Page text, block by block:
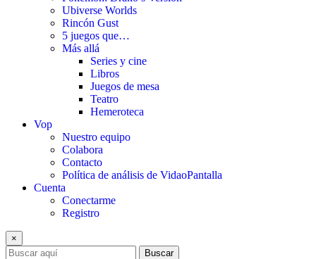
Ubiverse Worlds
Rincón Gust
5 juegos que…
Más allá
Series y cine
Libros
Juegos de mesa
Teatro
Hemeroteca
Vop
Nuestro equipo
Colabora
Contacto
Política de análisis de VidaoPantalla
Cuenta
Conectarme
Registro
×
Buscar